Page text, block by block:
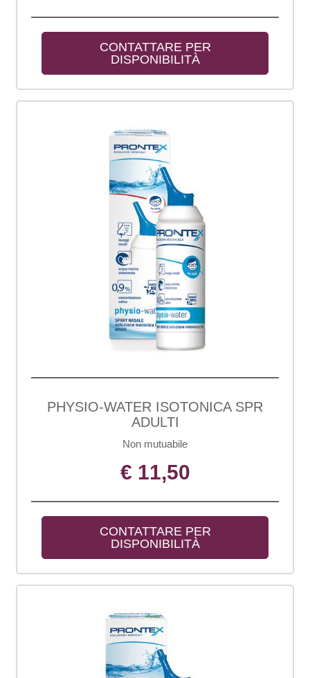
CONTATTARE PER
DISPONIBILITÀ
PHYSIO-WATER ISOTONICA SPR
ADULTI
Non mutuabile
€ 11,50
CONTATTARE PER
DISPONIBILITÀ